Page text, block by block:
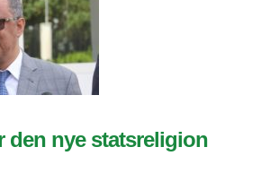
den nye statsreligion